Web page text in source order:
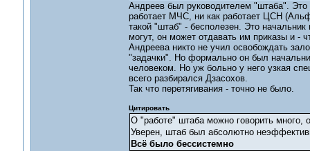
Андреев был руководителем "штаба". Это
работает МЧС, ни как работает ЦСН
такой "штаб" - бесполезен. Это начальник
могут, он может отдавать им приказы и -
Андреева никто не учил освобождать
"задачки". Но формально он был
человеком. Но уж больно у него узкая
всего разбирался Дзасохов.
Так что перетягивания - точно не было.
Цитировать
О "работе" штаба можно говорить много,
Уверен, штаб был абсолютно
Всё было бессистемно